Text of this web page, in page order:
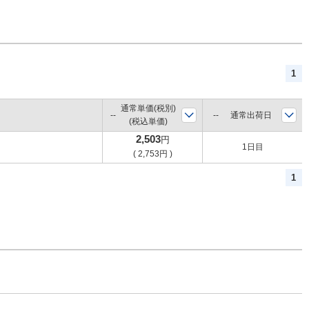
1
通常単価(税別)
(税込単価)
通常出荷日
2,503円
( 2,753 円 )
1日目
1